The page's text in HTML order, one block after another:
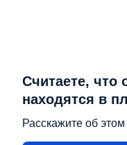
Считаете, что
находятся в
Расскажите об этом